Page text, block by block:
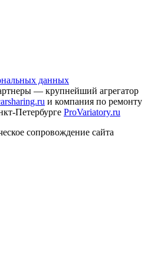
данных
— крупнейший агрегатор
и компания по ремонту
Петербурге ProVariatory.ru
сопровождение сайта